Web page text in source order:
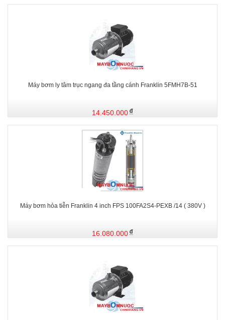
Máy bơm ly tâm trục ngang đa tầng cánh Franklin 5FMH7B-51
14.450.000
Máy bơm hỏa tiễn Franklin 4 inch FPS 100FA2S4-PEXB /14 ( 380V )
16.080.000